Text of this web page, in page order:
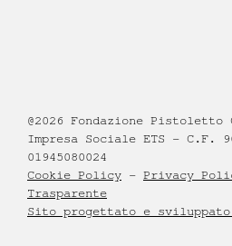
@2026 Fondazione
Impresa Sociale ETS – C.F.
01945080024
Cookie Policy – Privacy
Trasparente
Sito progettato e sviluppato